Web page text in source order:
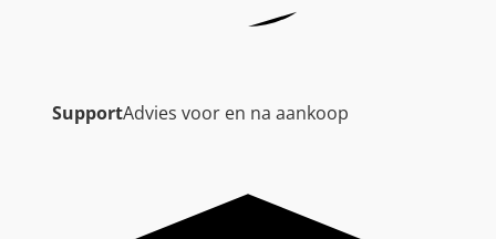
SupportAdvies voor en na aankoop